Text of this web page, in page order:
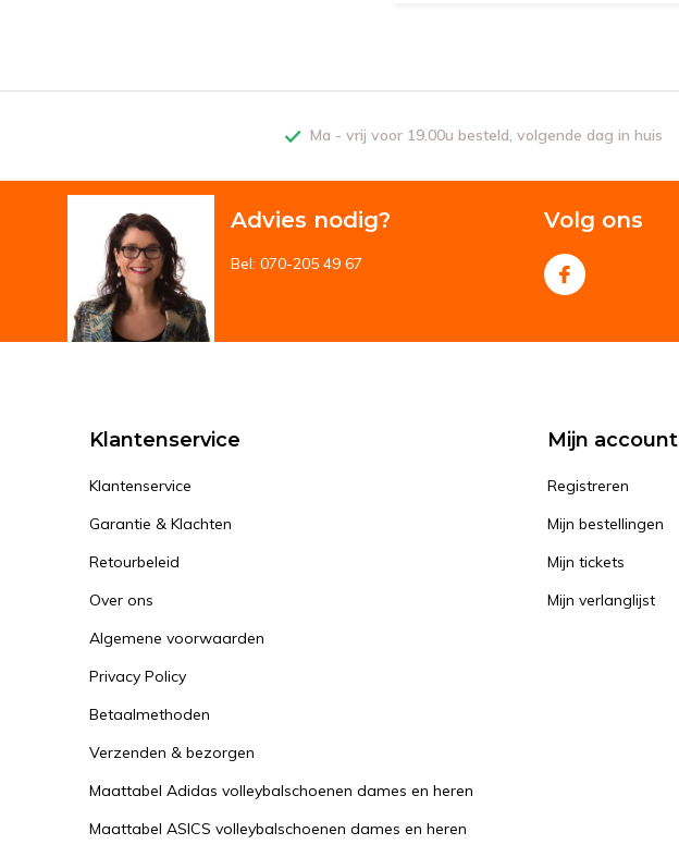
Ma - vrij voor 19.00u besteld, volgende dag in huis
Advies nodig?
Bel: 070-205 49 67
Volg ons
Klantenservice
Klantenservice
Garantie & Klachten
Retourbeleid
Over ons
Algemene voorwaarden
Privacy Policy
Betaalmethoden
Verzenden & bezorgen
Maattabel Adidas volleybalschoenen dames en heren
Maattabel ASICS volleybalschoenen dames en heren
Mijn account
Registreren
Mijn bestellingen
Mijn tickets
Mijn verlanglijst